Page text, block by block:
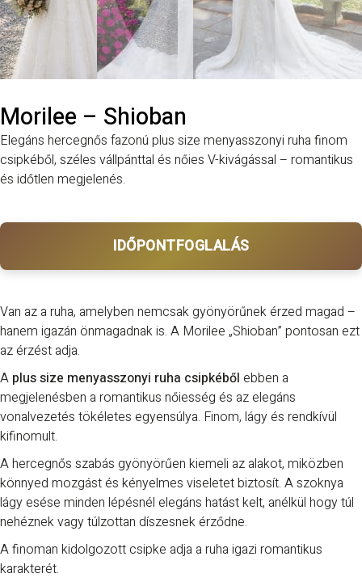
Morilee – Shioban
Elegáns hercegnős fazonú plus size menyasszonyi ruha finom
csipkéből, széles vállpánttal és nőies V-kivágással – romantikus
és időtlen megjelenés.
IDŐPONTFOGLALÁS
Van az a ruha, amelyben nemcsak gyönyörűnek érzed magad –
hanem igazán önmagadnak is. A Morilee „Shioban” pontosan ezt
az érzést adja.
A plus size menyasszonyi ruha csipkéből ebben a
megjelenésben a romantikus nőiesség és az elegáns
vonalvezetés tökéletes egyensúlya. Finom, lágy és rendkívül
kifinomult.
A hercegnős szabás gyönyörűen kiemeli az alakot, miközben
könnyed mozgást és kényelmes viseletet biztosít. A szoknya
lágy esése minden lépésnél elegáns hatást kelt, anélkül hogy túl
nehéznek vagy túlzottan díszesnek érződne.
A finoman kidolgozott csipke adja a ruha igazi romantikus
karakterét.